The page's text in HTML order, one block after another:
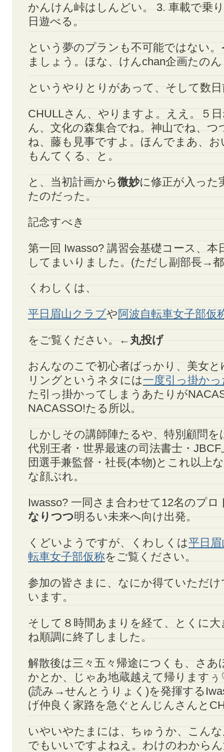
かんけん峠はしんどい。 3. 車載で乗
日遊べる。
という夢のプランも不可能ではない。
ましょう。ほな、けんchan企画たの
というやりとりがあって、そして数日
CHULLさん、やりますよ。ええ。５
ん、文化の森集合でね。神山でね、つ
ね、藤も見事ですよ。ほんでまあ、
もんてくる、と。
と、当初計画から微妙に修正が入った
たのだった。
記念すべき
第一回 Iwasso? 講習会基礎コース、本
してまいりました。(ただし副部長→
くわしくは、
平日眉山クラブや 阿波自転車女子部仮
をご覧ください。← 丸投げ
おんなのこで初心者ばっかり、美女
リングというネタには一度引っ掛か
た引っ掛かってしまうあたりが
NACASSO!たる所以。
しかしその講師陣たるや、特別顧問
代別王者・世界最速の司法書士・
団選手兼監督・社長(本物)とこれ以上
な顔ぶれ。
Iwasso? 一同さま合わせて12名のプロ
なりつつ明るい未来へ向け出発。
くどいようですが、くわしくは平日
転車女子部仮称をご覧ください。
参加の皆さまに、なにか得ていただ
います。
そして８時間あまりを経て、とくに
ね順調に終了しました。
解散後は三々五々帰途につくも、さあ
かとか、じゃあ地蔵越えて帰ります
(読み→せんとうりょく)を発揮する
げ仲良く家路を急ぐとんじんさんと
いやいやたまには、ちゅうか、こん
でもいいですよねえ。わけのわから